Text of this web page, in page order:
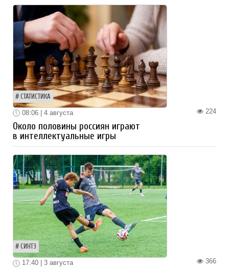
СТАТИСТИКА
224
08:06 | 4 августа
Около половины россиян играют
в интеллектуальные игры
СИНТЗ
366
17:40 | 3 августа